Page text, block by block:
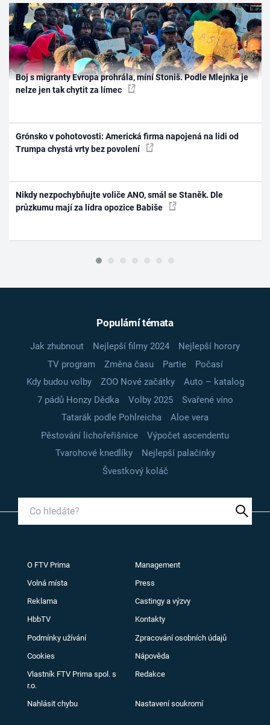
Boj s migranty Evropa prohrála, míní Stoniš. Podle Mlejnka je
nelze jen tak chytit za límec
Grónsko v pohotovosti: Americká firma napojená na lidi od
Trumpa chystá vrty bez povolení
Nikdy nezpochybňujte voliče ANO, smál se Staněk. Dle
průzkumu mají za lídra opozice Babiše
Populární témata
Jak zhubnout Nejlepší filmy 2024
Nejlepší horory
TV program
Změna času Partie
Počasí
Kdy budou volby
ZOO Nové začátky
Auto – katalog
7 pádů Honzy Dědka
Volby 2025
Svařené víno
Tatarák podle Pohlreicha
Aloe vera
Pěstování lichořeřišnice
Výpočet ascendentu
Tvarohové knedlíky
Nejlepší palačinky
Švestkový koláč
O FTV Prima Management
Volná místa Press
Reklama Castingy a výzvy
HbbTV Kontakty
Podmínky užívání Zpracování osobních údajů
Cookies Nápověda
Vlastník FTV Prima spol. s
r.o.
Redakce
Nahlásit chybu Nastavení soukromí